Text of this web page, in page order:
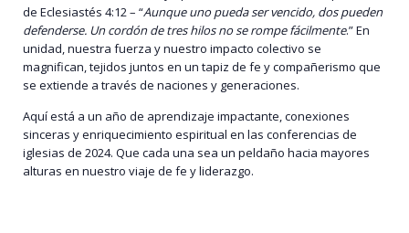
de Eclesiastés 4:12 – “Aunque uno pueda ser vencido, dos pueden
defenderse. Un cordón de tres hilos no se rompe fácilmente.” En
unidad, nuestra fuerza y nuestro impacto colectivo se
magnifican, tejidos juntos en un tapiz de fe y compañerismo que
se extiende a través de naciones y generaciones.
Aquí está a un año de aprendizaje impactante, conexiones
sinceras y enriquecimiento espiritual en las conferencias de
iglesias de 2024. Que cada una sea un peldaño hacia mayores
alturas en nuestro viaje de fe y liderazgo.